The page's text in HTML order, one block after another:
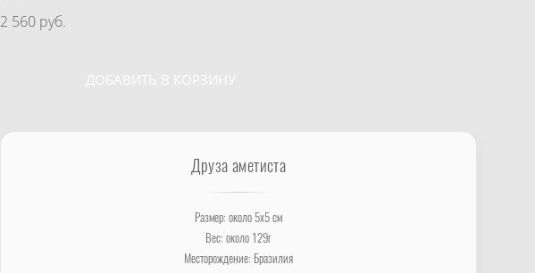
2 560 pуб.
ДОБАВИТЬ В КОРЗИНУ
Друза аметиста
Размер: около 5х5 см
Вес: около 129г
Месторождение: Бразилия